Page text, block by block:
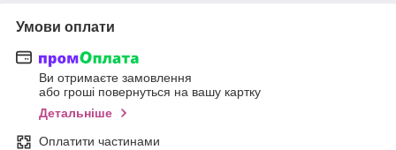
Умови оплати
Ви отримаєте замовлення
або гроші повернуться на вашу картку
Детальніше
Оплатити частинами